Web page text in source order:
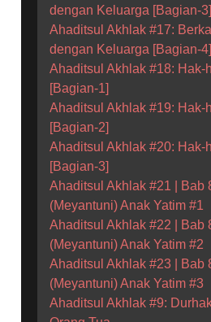
dengan Keluarga [Bagian-3]
Ahaditsul Akhlak #17:
dengan Keluarga [Bagian-4]
Ahaditsul Akhlak #18: Hak-
[Bagian-1]
Ahaditsul Akhlak #19: Hak-
[Bagian-2]
Ahaditsul Akhlak #20: Hak-
[Bagian-3]
Ahaditsul Akhlak #21 | Bab
(Meyantuni) Anak Yatim #1
Ahaditsul Akhlak #22 | Bab
(Meyantuni) Anak Yatim #2
Ahaditsul Akhlak #23 | Bab
(Meyantuni) Anak Yatim #3
Ahaditsul Akhlak #9: